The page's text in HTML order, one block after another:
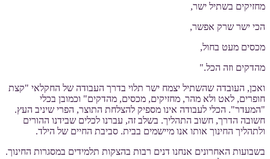
מחזיקים בשתיל ישר,
הכי ישר שרק אפשר,
מכסים מעט בחול,
מהדקים וזה הכל."
ואכן, העובדה שהשתיל יצמח ישר תלוי בדרך העבודה של החקלאי "קצת
חופרים, לאט ולא מהר, מחזיקים, מכסים, מהדקים" וכמובן בכלי
"המעדר". הכלי לעבודה אינו מספיק להצלחת התוצר, הפרי שיניב העץ.
חשובה הדרך, חשוב התהליך. בשלב זה, עברנו לכלים שבידנו ההורים
ולתהליך החינוך אותו אנו מיישמים בבית. סביבת החיים של הילד.
בשבועות האחרונים אנחנו דנים רבות בהצקות תלמידים במסגרות החינוך.